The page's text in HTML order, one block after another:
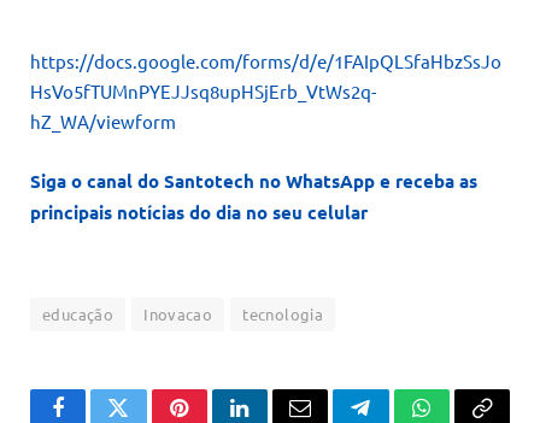
https://docs.google.com/forms/d/e/1FAIpQLSfaHbzSsJo
HsVo5fTUMnPYEJJsq8upHSjErb_VtWs2q-
hZ_WA/viewform
Siga o canal do Santotech no WhatsApp e receba as
principais notícias do dia no seu celular
educação Inovacao tecnologia